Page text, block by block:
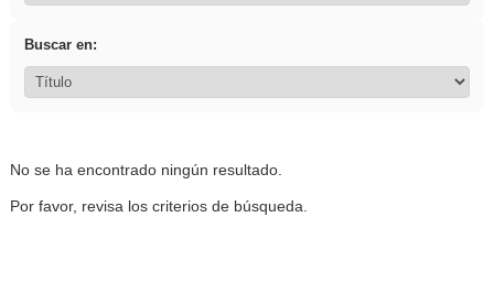
Buscar en:
No se ha encontrado ningún resultado.
Por favor, revisa los criterios de búsqueda.